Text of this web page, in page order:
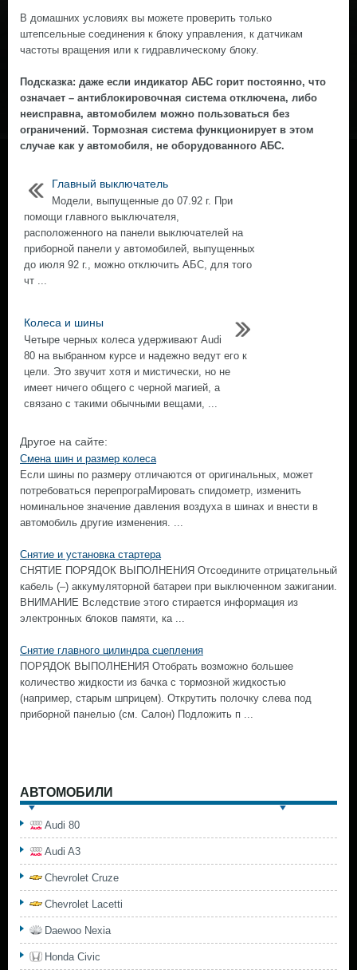
В домашних условиях вы можете проверить только
штепсельные соединения к блоку управления, к датчикам
частоты вращения или к гидравлическому блоку.
Подсказка: даже если индикатор АБС горит постоянно, что
означает – антиблокировочная система отключена, либо
неисправна, автомобилем можно пользоваться без
ограничений. Тормозная система функционирует в этом
случае как у автомобиля, не оборудованного АБС.
Главный выключатель
Модели, выпущенные до 07.92 г. При
помощи главного выключателя,
расположенного на панели выключателей на
приборной панели у автомобилей, выпущенных
до июля 92 г., можно отключить АБС, для того
чт ...
Колеса и шины
Четыре черных колеса удерживают Audi
80 на выбранном курсе и надежно ведут его к
цели. Это звучит хотя и мистически, но не
имеет ничего общего с черной магией, а
связано с такими обычными вещами, ...
Другое на сайте:
Смена шин и размер колеса
Если шины по размеру отличаются от оригинальных, может
потребоваться перепрограМировать спидометр, изменить
номинальное значение давления воздуха в шинах и внести в
автомобиль другие изменения. ...
Снятие и установка стартера
СНЯТИЕ ПОРЯДОК ВЫПОЛНЕНИЯ Отсоедините отрицательный
кабель (–) аккумуляторной батареи при выключенном зажигании.
ВНИМАНИЕ Вследствие этого стирается информация из
электронных блоков памяти, ка ...
Снятие главного цилиндра сцепления
ПОРЯДОК ВЫПОЛНЕНИЯ Отобрать возможно большее
количество жидкости из бачка с тормозной жидкостью
(например, старым шприцем). Открутить полочку слева под
приборной панелью (см. Салон) Подложить п ...
АВТОМОБИЛИ
Audi 80
Audi A3
Chevrolet Cruze
Chevrolet Lacetti
Daewoo Nexia
Honda Civic